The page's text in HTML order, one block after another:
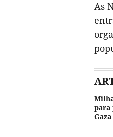
As
para
Gaza